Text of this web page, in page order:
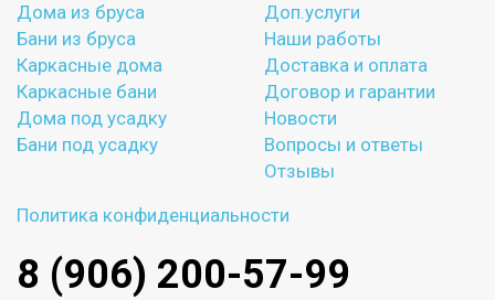
Дома из бруса
Бани из бруса
Каркасные дома
Каркасные бани
Дома под усадку
Бани под усадку
Доп.услуги
Наши работы
Доставка и оплата
Договор и гарантии
Новости
Вопросы и ответы
Отзывы
Политика конфиденциальности
8 (906) 200-57-99